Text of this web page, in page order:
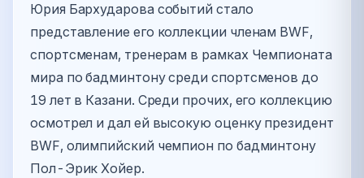
Юрия Бархударова событий стало
представление его коллекции членам BWF,
спортсменам, тренерам в рамках Чемпионата
мира по бадминтону среди спортсменов до
19 лет в Казани. Среди прочих, его коллекцию
осмотрел и дал ей высокую оценку президент
BWF, олимпийский чемпион по бадминтону
Пол-Эрик Хойер.